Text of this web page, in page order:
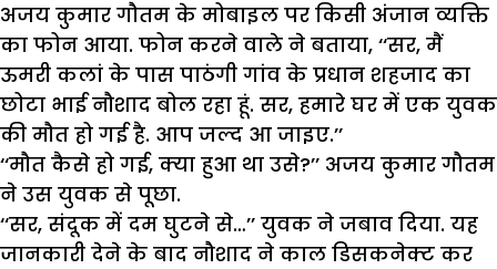
अजय कुमार गौतम के मोबाइल पर किसी अंजान व्यक्ति
का फोन आया. फोन करने वाले ने बताया, ‘‘सर, मैं
ऊमरी कलां के पास पाठंगी गांव के प्रधान शहजाद का
छोटा भाई नौशाद बोल रहा हूं. सर, हमारे घर में एक युवक
की मौत हो गई है. आप जल्द आ जाइए.’’
‘‘मौत कैसे हो गई, क्या हुआ था उसे?’’ अजय कुमार गौतम
ने उस युवक से पूछा.
‘‘सर, संदूक में दम घुटने से…’’ युवक ने जबाव दिया. यह
जानकारी देने के बाद नौशाद ने काल डिसकनेक्ट कर